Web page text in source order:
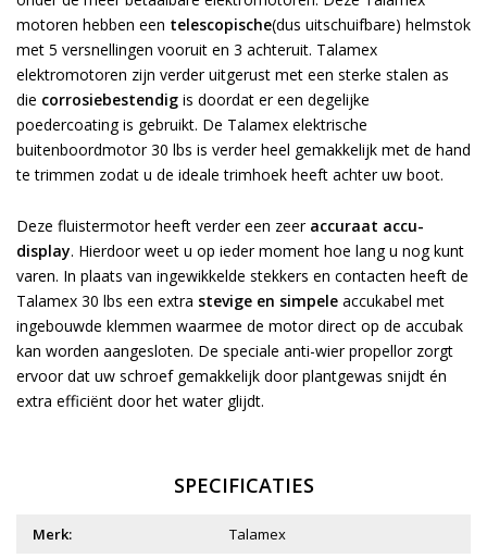
motoren hebben een telescopische(dus uitschuifbare) helmstok
met 5 versnellingen vooruit en 3 achteruit. Talamex
elektromotoren zijn verder uitgerust met een sterke stalen as
die corrosiebestendig is doordat er een degelijke
poedercoating is gebruikt. De Talamex elektrische
buitenboordmotor 30 lbs is verder heel gemakkelijk met de hand
te trimmen zodat u de ideale trimhoek heeft achter uw boot.
Deze fluistermotor heeft verder een zeer accuraat accu-
display. Hierdoor weet u op ieder moment hoe lang u nog kunt
varen. In plaats van ingewikkelde stekkers en contacten heeft de
Talamex 30 lbs een extra stevige en simpele accukabel met
ingebouwde klemmen waarmee de motor direct op de accubak
kan worden aangesloten. De speciale anti-wier propellor zorgt
ervoor dat uw schroef gemakkelijk door plantgewas snijdt én
extra efficiënt door het water glijdt.
SPECIFICATIES
Merk:
Talamex